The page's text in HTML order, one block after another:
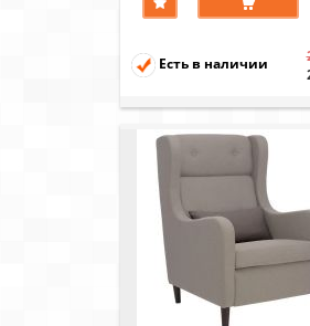
Есть в наличии